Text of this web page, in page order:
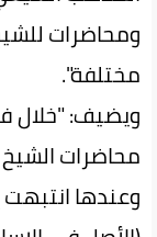
ومحاضرات
مختلفة".
ويضيف: "خلال
محاضرات
وعندها